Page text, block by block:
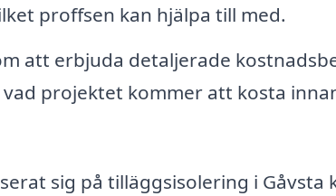
proffsen kan hjälpa till med.
att erbjuda detaljerade
projektet kommer att kosta
sig på tilläggsisolering i Gåvsta